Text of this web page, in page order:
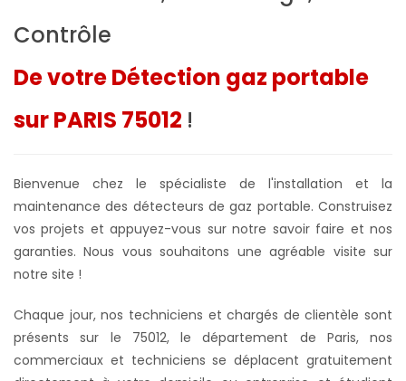
Contrôle
De votre Détection gaz portable
sur PARIS 75012 !
Bienvenue chez le spécialiste de l'installation et la
maintenance des détecteurs de gaz portable. Construisez
vos projets et appuyez-vous sur notre savoir faire et nos
garanties. Nous vous souhaitons une agréable visite sur
notre site !
Chaque jour, nos techniciens et chargés de clientèle sont
présents sur le 75012, le département de Paris, nos
commerciaux et techniciens se déplacent gratuitement